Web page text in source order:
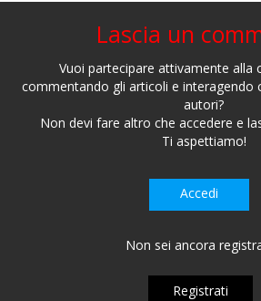
Lascia un
Vuoi partecipare attivamente alla
commentando gli articoli e interagendo
autori?
Non devi fare altro che accedere e
Ti aspettiamo!
Accedi
Non sei ancora
Registrati